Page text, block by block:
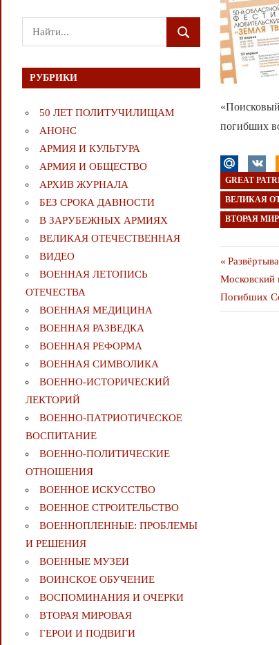
«Поисковый
погибших
GREAT
ВЕЛИКАЯ
ВТОРАЯ
по
Следующая
публикация
Московский
Погибших
Поиск
для:
ПОИСК
РУБРИКИ
50 ЛЕТ ПОЛИТУЧИЛИЩАМ
АНОНС
АРМИЯ И КУЛЬТУРА
АРМИЯ И ОБЩЕСТВО
АРХИВ ЖУРНАЛА
БЕЗ СРОКА ДАВНОСТИ
В ЗАРУБЕЖНЫХ АРМИЯХ
ВЕЛИКАЯ ОТЕЧЕСТВЕННАЯ
ВИДЕО
ВОЕННАЯ ЛЕТОПИСЬ
ОТЕЧЕСТВА
ВОЕННАЯ МЕДИЦИНА
ВОЕННАЯ РАЗВЕДКА
ВОЕННАЯ РЕФОРМА
ВОЕННАЯ СИМВОЛИКА
ВОЕННО-ИСТОРИЧЕСКИЙ
ЛЕКТОРИЙ
ВОЕННО-ПАТРИОТИЧЕСКОЕ
ВОСПИТАНИЕ
ВОЕННО-ПОЛИТИЧЕСКИE
ОТНОШЕНИЯ
ВОЕННОЕ ИСКУССТВО
ВОЕННОЕ СТРОИТЕЛЬСТВО
ВОЕННОПЛЕННЫЕ: ПРОБЛЕМЫ
И РЕШЕНИЯ
ВОЕННЫЕ МУЗЕИ
ВОИНСКОЕ ОБУЧЕНИЕ
ВОСПОМИНАНИЯ И ОЧЕРКИ
ВТОРАЯ МИРОВАЯ
ГЕРОИ И ПОДВИГИ